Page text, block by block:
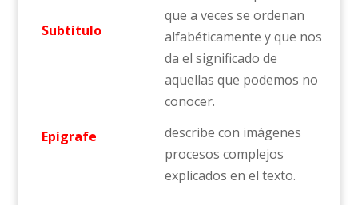
Subtítulo
que a veces se ordenan
alfabéticamente y que nos
da el significado de
aquellas que podemos no
conocer.
Epígrafe
describe con imágenes
procesos complejos
explicados en el texto.